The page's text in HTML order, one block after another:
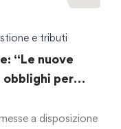
e tributi
“Le nuove
obblighi per
a disposizione